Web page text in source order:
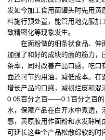
发如今加工食用菌罐头时先用
料施行预处置，能管用地克服加
致精密化等现象发生。
在面粉做的细条状食品、伸面
加强了和好的成块的面的筋力
条率，同时改善产品口感，吃
面还可节约用油，减低成本。
增长产品的口感，减损烂皮和混
0.05百分之百——0.1百分之百的
水，保障产品在白开水中煮透
感，黄原胶用作面粉和水发酵制
可延长这些个产品松散绵软的时